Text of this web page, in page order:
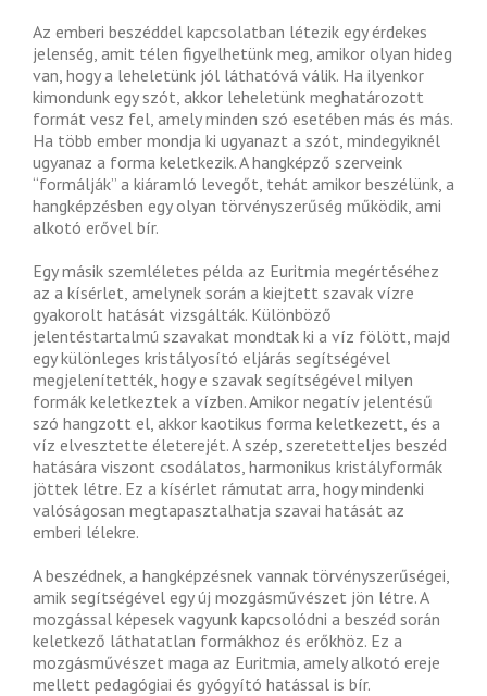
Az emberi beszéddel kapcsolatban létezik egy érdekes
jelenség, amit télen figyelhetünk meg, amikor olyan hideg
van, hogy a leheletünk jól láthatóvá válik. Ha ilyenkor
kimondunk egy szót, akkor leheletünk meghatározott
formát vesz fel, amely minden szó esetében más és más.
Ha több ember mondja ki ugyanazt a szót, mindegyiknél
ugyanaz a forma keletkezik. A hangképző szerveink
“formálják” a kiáramló levegőt, tehát amikor beszélünk, a
hangképzésben egy olyan törvényszerűség működik, ami
alkotó erővel bír.
Egy másik szemléletes példa az Euritmia megértéséhez
az a kísérlet, amelynek során a kiejtett szavak vízre
gyakorolt hatását vizsgálták. Különböző
jelentéstartalmú szavakat mondtak ki a víz fölött, majd
egy különleges kristályosító eljárás segítségével
megjelenítették, hogy e szavak segítségével milyen
formák keletkeztek a vízben. Amikor negatív jelentésű
szó hangzott el, akkor kaotikus forma keletkezett, és a
víz elvesztette életerejét. A szép, szeretetteljes beszéd
hatására viszont csodálatos, harmonikus kristályformák
jöttek létre. Ez a kísérlet rámutat arra, hogy mindenki
valóságosan megtapasztalhatja szavai hatását az
emberi lélekre.
A beszédnek, a hangképzésnek vannak törvényszerűségei,
amik segítségével egy új mozgásművészet jön létre. A
mozgással képesek vagyunk kapcsolódni a beszéd során
keletkező láthatatlan formákhoz és erőkhöz. Ez a
mozgásművészet maga az Euritmia, amely alkotó ereje
mellett pedagógiai és gyógyító hatással is bír.